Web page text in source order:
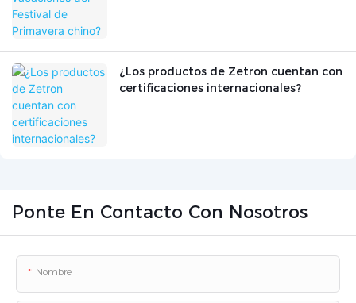
¿Los productos de Zetron cuentan con
certificaciones internacionales?
Ponte En Contacto Con Nosotros
Nombre